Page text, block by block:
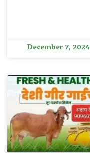
December 7, 2024